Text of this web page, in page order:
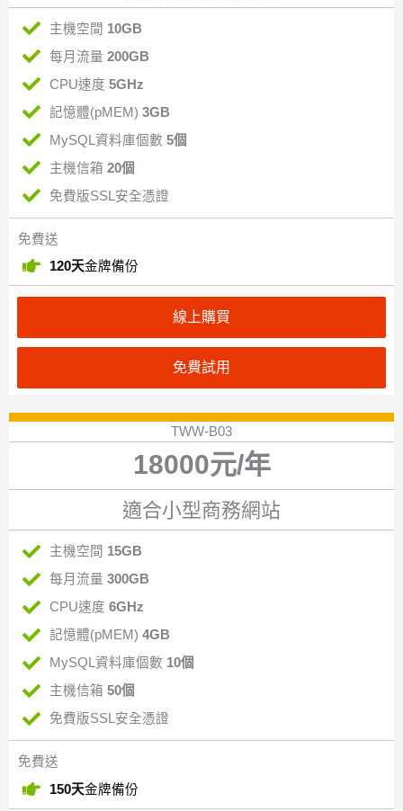
主機空間 10GB
每月流量 200GB
CPU速度 5GHz
記憶體(pMEM) 3GB
MySQL資料庫個數 5個
主機信箱 20個
免費版SSL安全憑證
免費送
120天金牌備份
線上購買
免費試用
TWW-B03
18000元/年
適合小型商務網站
主機空間 15GB
每月流量 300GB
CPU速度 6GHz
記憶體(pMEM) 4GB
MySQL資料庫個數 10個
主機信箱 50個
免費版SSL安全憑證
免費送
150天金牌備份